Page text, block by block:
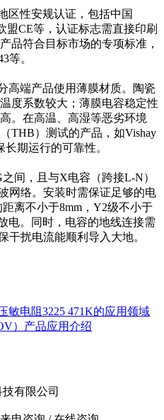
区性安规认证，包括中国
CE等，认证标志需直接印刷
品符合目标市场的专项标准，
等。
高端产品使用薄膜材质。陶瓷
度系数较大；薄膜电容稳定性
。在高温、高湿等恶劣环境
THB）测试的产品，如Vishay
期运行的可靠性。
间，且与X电容（跨接L-N）
网络。安装时需保证足够的电
离不小于8mm，Y2级不小于
电。同时，电容的地线连接需
干扰电流能顺利导入大地。
敏电阻3225 471K的应用领域
）产品应用介绍
有限公司